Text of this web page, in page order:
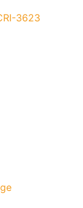
3623